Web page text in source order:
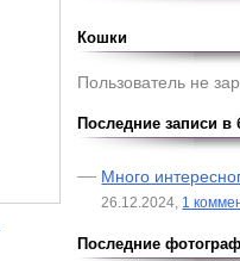
Кошки
Пользователь не
Последние записи в
Много
26.12.2024, 1
Последние